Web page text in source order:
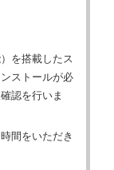
を搭載したス
ストールが必
認を行いま
間をいただき